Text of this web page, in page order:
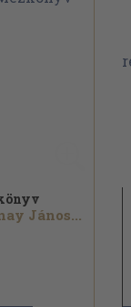
János...